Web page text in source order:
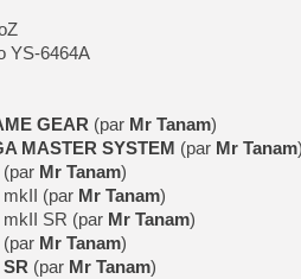
YS-6464A
GEAR (par Mr Tanam)
MASTER SYSTEM (par Mr Tanam)
(par Mr Tanam)
(par Mr Tanam)
SR (par Mr Tanam)
(par Mr Tanam)
(par Mr Tanam)